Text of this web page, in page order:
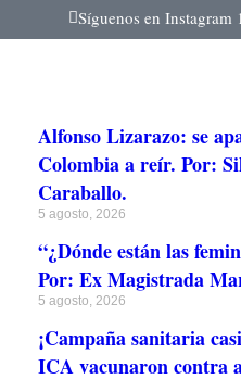
Síguenos en Instagram
Alfonso Lizarazo: se
Colombia a reír. Por:
Caraballo.
5 agosto, 2026
“¿Dónde están las
Por: Ex Magistrada
5 agosto, 2026
¡Campaña sanitaria
ICA vacunaron contra